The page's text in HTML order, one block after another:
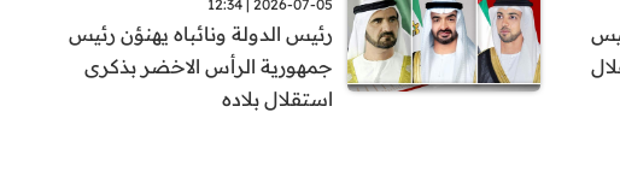
2026-07-05 | 12:34
رئيس الدولة ونائباه يهنؤن رئيس
جمهورية الرأس الاخضر بذكرى
استقلال بلاده